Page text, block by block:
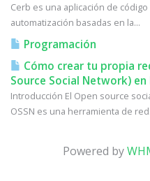
Cerb es una aplicación de
automatización basadas en la...
Programación
Cómo crear tu propia
Source Social Network) en
Introducción El Open source
OSSN es una herramienta de
Powered by